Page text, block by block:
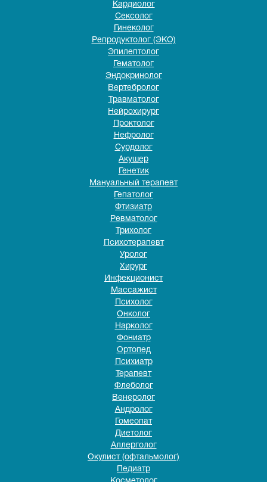
Кардиолог
Сексолог
Гинеколог
Репродуктолог (ЭКО)
Эпилептолог
Гематолог
Эндокринолог
Вертебролог
Травматолог
Нейрохирург
Проктолог
Нефролог
Сурдолог
Акушер
Генетик
Мануальный терапевт
Гепатолог
Фтизиатр
Ревматолог
Трихолог
Психотерапевт
Уролог
Хирург
Инфекционист
Массажист
Психолог
Онколог
Нарколог
Фониатр
Ортопед
Психиатр
Терапевт
Флеболог
Венеролог
Андролог
Гомеопат
Диетолог
Аллерголог
Окулист (офтальмолог)
Педиатр